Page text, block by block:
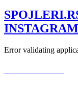
Facelift
količina
Error validating